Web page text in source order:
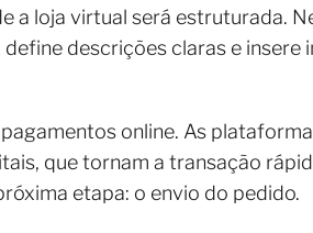
a loja virtual será estruturada.
descrições claras e insere
online. As
que tornam a transação
etapa: o envio do pedido.